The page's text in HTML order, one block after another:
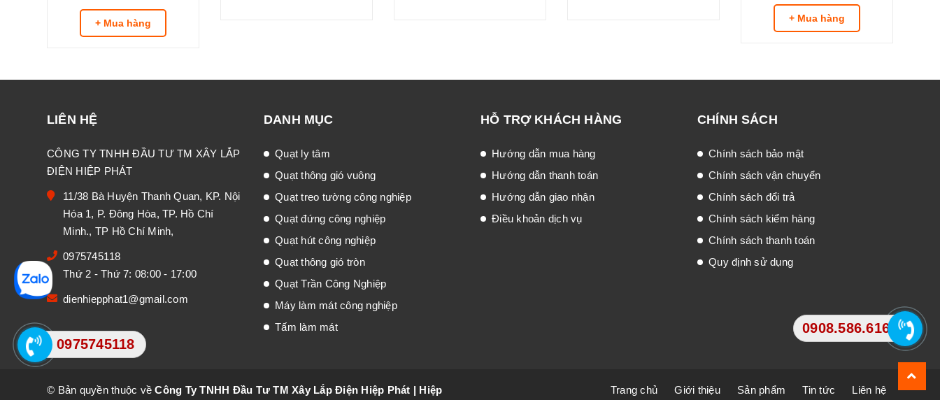
+ Mua hàng + Mua hàng
LIÊN HỆ
CÔNG TY TNHH ĐẦU TƯ TM XÂY LẮP
ĐIỆN HIỆP PHÁT
11/38 Bà Huyện Thanh Quan, KP. Nội
Hóa 1, P. Đông Hòa, TP. Hồ Chí
Minh., TP Hồ Chí Minh,
0975745118
Thứ 2 - Thứ 7: 08:00 - 17:00
dienhiepphat1@gmail.com
DANH MỤC
Quạt ly tâm
Quạt thông gió vuông
Quạt treo tường công nghiệp
Quạt đứng công nghiệp
Quạt hút công nghiệp
Quạt thông gió tròn
Quạt Trần Công Nghiệp
Máy làm mát công nghiệp
Tấm làm mát
HỖ TRỢ KHÁCH HÀNG
Hướng dẫn mua hàng
Hướng dẫn thanh toán
Hướng dẫn giao nhận
Điều khoản dịch vụ
CHÍNH SÁCH
Chính sách bảo mật
Chính sách vận chuyển
Chính sách đổi trả
Chính sách kiểm hàng
Chính sách thanh toán
Quy định sử dụng
© Bản quyền thuộc vềCông Ty TNHH Đầu Tư TM Xây Lắp Điện Hiệp Phát | Hiệp Trang chủ Giới thiệu Sản phẩm Tin tức Liên hệ
0908.586.616
0975745118